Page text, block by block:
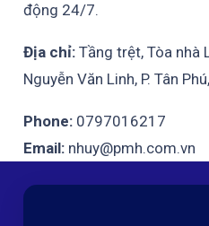
động 24/7.
Địa chỉ:Tầng trệt, Tòa nhà
Nguyễn Văn Linh, P. Tân
Phone:0797016217
Email:nhuy@pmh.com.vn